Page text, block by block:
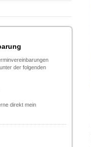
der folgenden
direkt mein